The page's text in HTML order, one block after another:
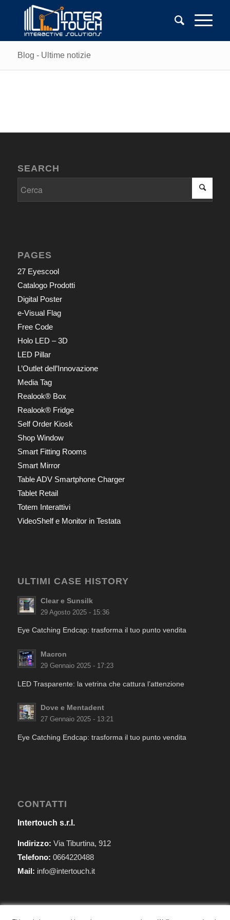
Blog - Ultime notizie
SEARCH
PAGES
27 Eyescool
Catalogo Prodotti
Digital Poster
e-Visual Flag
Free Code
Holo LED – 3D
LED Pillar
L’Outlet dell’Innovazione
Media Tag
Realook® Box
Realook® Fridge
Self Order Kiosk
Shop Window
Smart Fitting Rooms
Smart Mirror
Table ADV Smartphone Charger
Tablet Retail
Totem Interattivi
VideoShelf e Monitor in Testata
ULTIMI CASE HISTORY
Clear e Sunsilk
29 Agosto 2025 - 15:36
Eye Catching Endcap: trasforma il tuo punto vendita
Macron
29 Gennaio 2025 - 17:23
LED Trasparente: la vetrina che cattura l’attenzione
Dove e Mentadent
27 Gennaio 2025 - 13:21
Eye Catching Endcap: trasforma il tuo punto vendita
CONTATTI
Intertouch s.r.l.
Indirizzo: Via Tiburtina, 912
Telefono: 0664220488
Mail: info@intertouch.it